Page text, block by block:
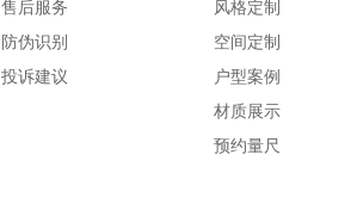
售后服务
防伪识别
投诉建议
风格定制
空间定制
户型案例
材质展示
预约量尺